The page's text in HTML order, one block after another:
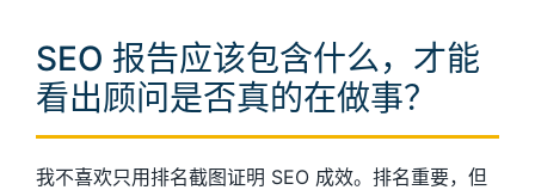
SEO 报告应该包含什么，才能
看出顾问是否真的在做事？
我不喜欢只用排名截图证明 SEO 成效。排名重要，但